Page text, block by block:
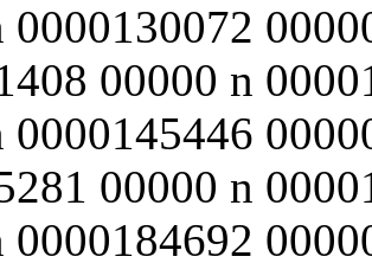
0000130072
00000 n
0000145446
00000 n
0000184692